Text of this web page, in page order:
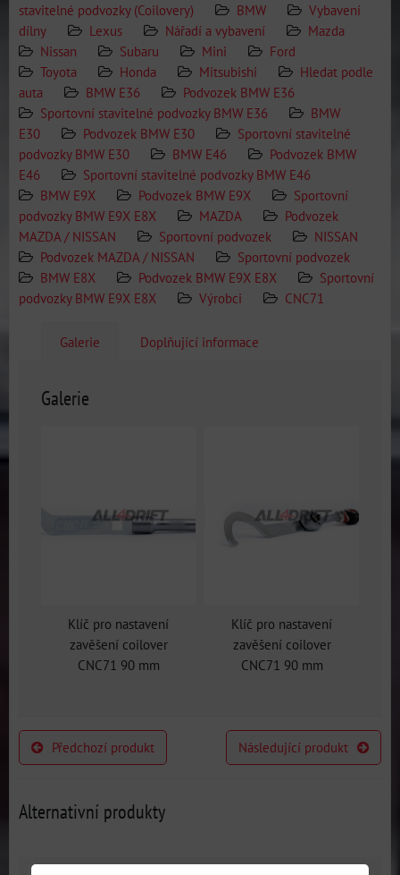
stavitelné podvozky (Coilovery)
BMW
Vybavení
dílny
Lexus Nářadí a vybavení
Mazda
Nissan
Subaru Mini
Ford
Toyota
Honda Mitsubishi
Hledat podle
auta
BMW E36
Podvozek BMW E36
Sportovní stavitelné podvozky BMW E36
BMW
E30
Podvozek BMW E30
Sportovní stavitelné
podvozky BMW E30
BMW E46
Podvozek BMW
E46
Sportovní stavitelné podvozky BMW E46
BMW E9X
Podvozek BMW E9X
Sportovní
podvozky BMW E9X E8X
MAZDA
Podvozek
MAZDA / NISSAN
Sportovní podvozek
NISSAN
Podvozek MAZDA / NISSAN
Sportovní podvozek
BMW E8X
Podvozek BMW E9X E8X
Sportovní
podvozky BMW E9X E8X
Výrobci CNC71
Galerie Doplňující informace
Galerie
Klíč pro nastavení
zavěšení coilover
CNC71 90 mm
Klíč pro nastavení
zavěšení coilover
CNC71 90 mm
Předchozí produkt Následující produkt
Alternativní produkty